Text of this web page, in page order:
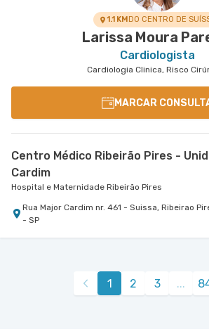
Sao Bernardo do Campo - SP
1.1 KMDO CENTRO DE
Larissa Moura
Cardiologista
Cardiologia Clinica, Risco
MARCAR
Centro Médico Ribeirão Pires -
Cardim
Hospital e Maternidade Ribeirão Pires
Rua Major Cardim nr. 461 - Suissa, Ribeirao
- SP
1 2 3 ...